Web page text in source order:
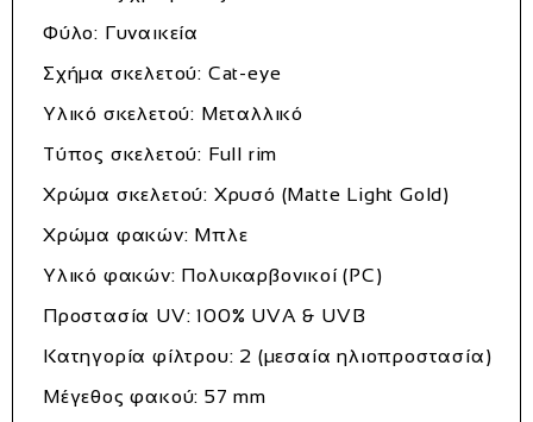
Φύλο: Γυναικεία
Σχήμα σκελετού: Cat-eye
Υλικό σκελετού: Μεταλλικό
Τύπος σκελετού: Full rim
Χρώμα σκελετού: Χρυσό (Matte Light Gold)
Χρώμα φακών: Μπλε
Υλικό φακών: Πολυκαρβονικοί (PC)
Προστασία UV: 100% UVA & UVB
Κατηγορία φίλτρου: 2 (μεσαία ηλιοπροστασία)
Μέγεθος φακού: 57 mm